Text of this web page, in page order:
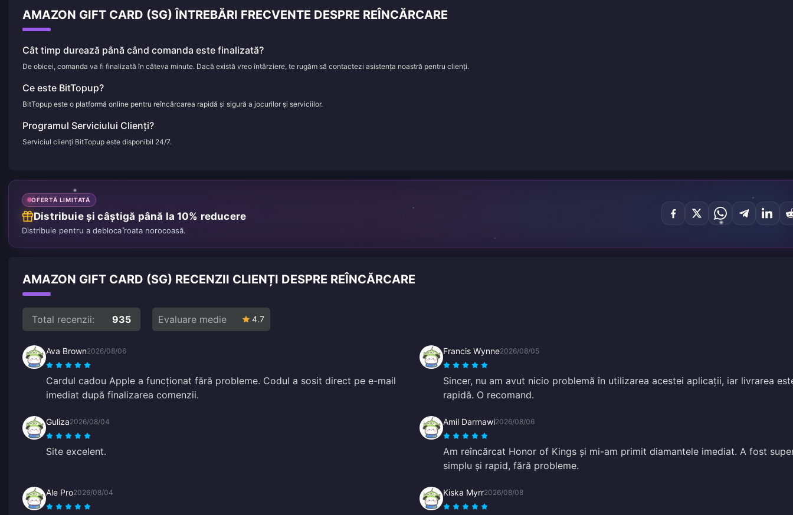
AMAZON GIFT CARD (SG) ÎNTREBĂRI FRECVENTE DESPRE REÎNCĂRCARE
Cât timp durează până când comanda este finalizată?
De obicei, comanda va fi finalizată în câteva minute. Dacă există vreo întârziere, te rugăm să contactezi asistența noastră pentru clienți.
Ce este BitTopup?
BitTopup este o platformă online pentru reîncărcarea rapidă și sigură a jocurilor și serviciilor.
Programul Serviciului Clienți?
Serviciul clienți BitTopup este disponibil 24/7.
OFERTĂ LIMITATĂ
Distribuie și câștigă până la 10% reducere
Distribuie pentru a debloca roata norocoasă.
AMAZON GIFT CARD (SG) RECENZII CLIENȚI DESPRE REÎNCĂRCARE
Total recenzii: 935 Evaluare medie 4.7
Ava Brown2026/08/06
Cardul cadou Apple a funcționat fără probleme. Codul a sosit direct pe e-mail
imediat după finalizarea comenzii.
Francis Wynne2026/08/05
Sincer, nu am avut nicio problemă în utilizarea acestei aplicații, iar livrarea
rapidă. O recomand.
Guliza2026/08/04
Site excelent.
Amil Darmawi2026/08/06
Am reîncărcat Honor of Kings și mi-am primit diamantele imediat. A fost
simplu și rapid, fără probleme.
Ale Pro2026/08/04 Kiska Myrr2026/08/08